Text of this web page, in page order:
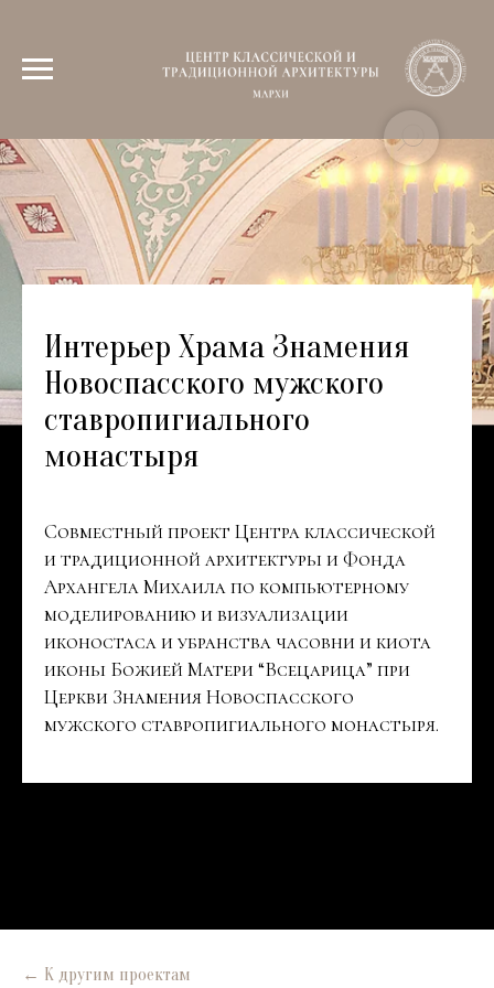
Интерьер Храма Знамения
Новоспасского мужского
ставропигиального
монастыря
Совместный проект Центра классической
и традиционной архитектуры и Фонда
Архангела Михаила по компьютерному
моделированию и визуализации
иконостаса и убранства часовни и киота
иконы Божией Матери “Всецарица” при
Церкви Знамения Новоспасского
мужского ставропигиального монастыря.
← К другим проектам